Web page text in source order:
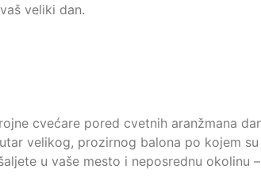
veliki dan.
cvećare pored cvetnih aranžmana
velikog, prozirnog balona po kojem
u vaše mesto i neposrednu okolinu